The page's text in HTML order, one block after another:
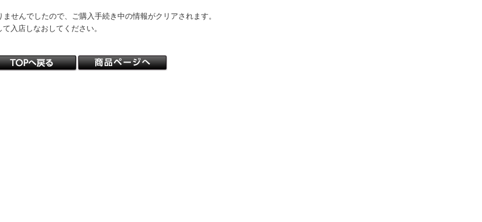
せんでしたので、ご購入手続き中の情報がクリアされます。
入店しなおしてください。